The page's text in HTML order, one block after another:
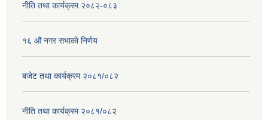
नीति तथा कार्यक्रम २०८२-०८३
१६ ‌औं नगर सभाकाे निर्णय
बजेट तथा कार्यक्रम २०८१/०८२
नीति तथा कार्यक्रम २०८१/०८२